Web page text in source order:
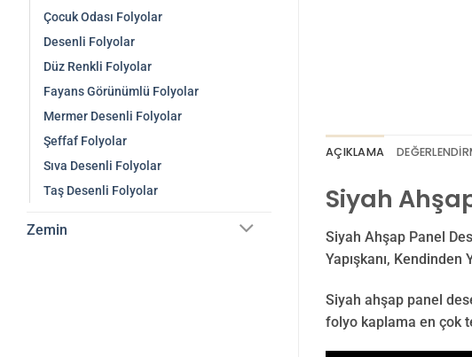
Çocuk Odası Folyolar
Desenli Folyolar
Düz Renkli Folyolar
Fayans Görünümlü Folyolar
Mermer Desenli Folyolar
Şeffaf Folyolar
Sıva Desenli Folyolar
Taş Desenli Folyolar
Zemin
AÇIKLAMA
Siyah
Siyah Ahşap Panel
Yapışkanı, Kendinden
Siyah ahşap panel
folyo kaplama en çok